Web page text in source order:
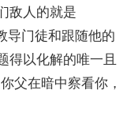
敌人的就是
导门徒和跟随他的
得以化解的唯一且
父在暗中察看你，